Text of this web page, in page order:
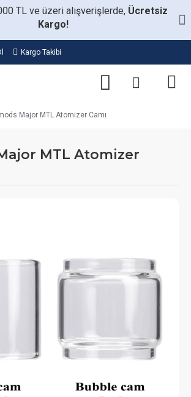
TL ve üzeri alışverişlerde, Ücretsiz
Kargo!
Kargo Takibi
Major MTL Atomizer Camı
MTL Atomizer